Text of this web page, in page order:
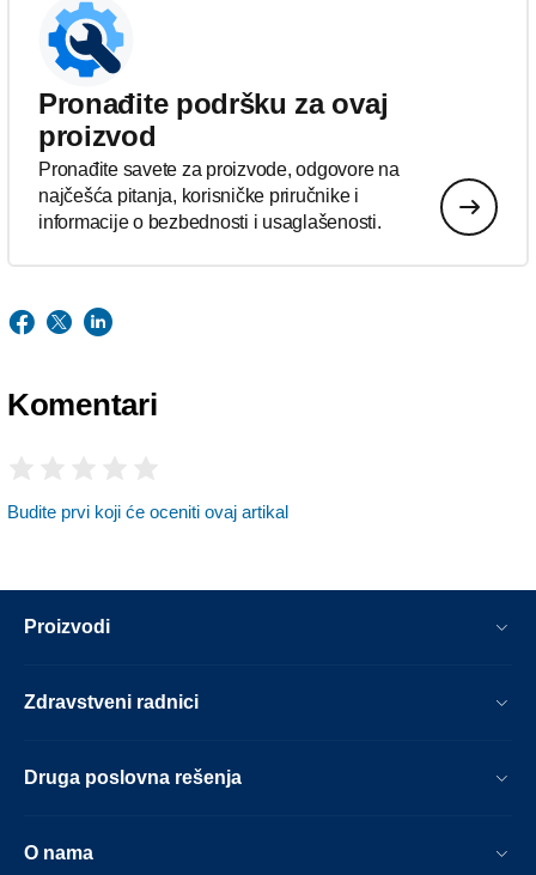
Pronađite podršku za ovaj
proizvod
Pronađite savete za proizvode, odgovore na
najčešća pitanja, korisničke priručnike i
informacije o bezbednosti i usaglašenosti.
Komentari
Budite prvi koji će oceniti ovaj artikal
Proizvodi
Zdravstveni radnici
Druga poslovna rešenja
O nama